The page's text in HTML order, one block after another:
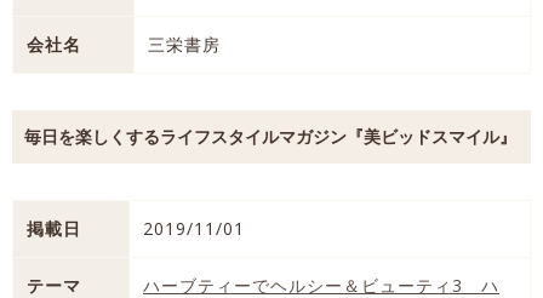
会社名 三栄書房
毎日を楽しくするライフスタイルマガジン『美ビッドスマイル』
掲載日 2019/11/01
テーマ
ハーブティーでヘルシー＆ビューティ3 ハ